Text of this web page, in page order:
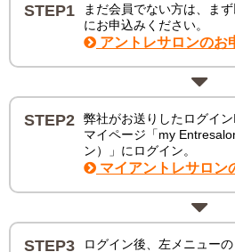
STEP1
まだ会員でない方は、ま
にお申込みください。
アントレサロンのお
STEP2
弊社がお送りしたログイ
マイページ「my
ン）」にログイン。
マイアントレサロン
STEP3 ログイン後、左メニューの